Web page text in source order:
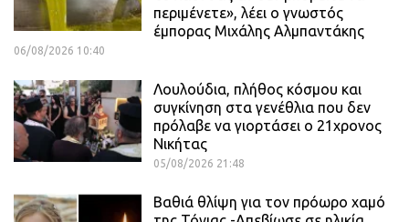
περιμένετε», λέει ο γνωστός
έμπορας Μιχάλης Αλμπαντάκης
06/08/2026 10:40
Λουλούδια, πλήθος κόσμου και
συγκίνηση στα γενέθλια που δεν
πρόλαβε να γιορτάσει ο 21χρονος
Νικήτας
05/08/2026 21:48
Βαθιά θλίψη για τον πρόωρο χαμό